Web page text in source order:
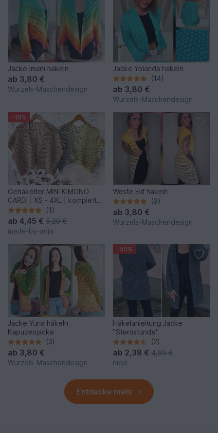
Jacke Imani häkeln
ab 3,80 €
Wurzels-Maschendesign
Jacke Yolanda häkeln
(14)
ab 3,80 €
Wurzels-Maschendesign
-10%
Gehäkelter MINI KIMONO
CARDI | XS - 4XL | komplett
anpassbar
(1)
ab 4,45 € 5,20 €
made-by-anja
Weste Elif häkeln
(9)
ab 3,80 €
Wurzels-Maschendesign
Jacke Yuna häkeln
Kapuzenjacke
(3)
ab 3,80 €
Wurzels-Maschendesign
-50%
Häkelanleitung Jacke
"Sternstunde"
(2)
ab 2,38 € 4,99 €
nicje
Entdecke mehr